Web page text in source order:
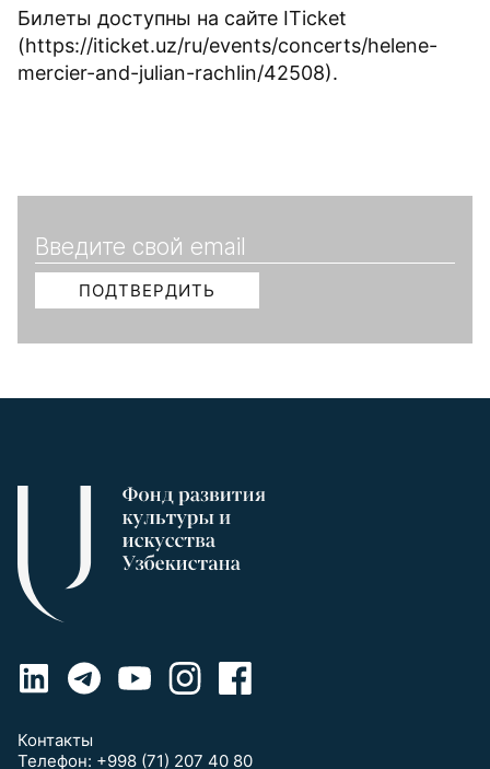
Билеты доступны на сайте ITicket
(https://iticket.uz/ru/events/concerts/helene-
mercier-and-julian-rachlin/42508).
Контакты
Телефон: +998 (71) 207 40 80